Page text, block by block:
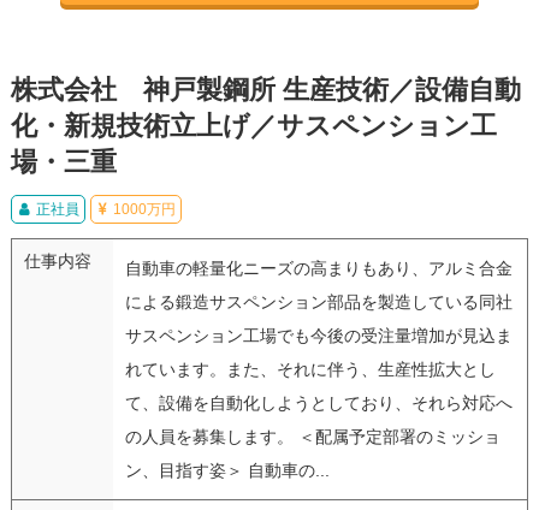
株式会社 神戸製鋼所 生産技術／設備自動
化・新規技術立上げ／サスペンション工
場・三重
正社員 1000万円
仕事内容
自動車の軽量化ニーズの高まりもあり、アルミ合金
による鍛造サスペンション部品を製造している同社
サスペンション工場でも今後の受注量増加が見込ま
れています。また、それに伴う、生産性拡大とし
て、設備を自動化しようとしており、それら対応へ
の人員を募集します。 ＜配属予定部署のミッショ
ン、目指す姿＞ 自動車の...